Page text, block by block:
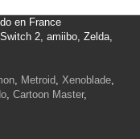
en France
2, amiibo, Zelda,
, Metroid, Xenoblade,
, Cartoon Master,